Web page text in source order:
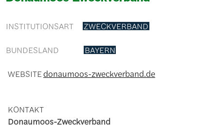
INSTITUTIONSART ZWECKVERBAND
BUNDESLAND BAYERN
WEBSITEdonaumoos-zweckverband.de
KONTAKT
Donaumoos-Zweckverband